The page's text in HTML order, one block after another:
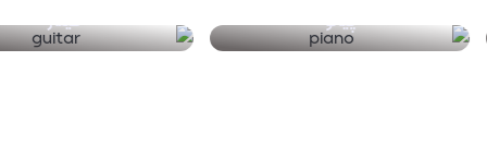
پیانو گیتار